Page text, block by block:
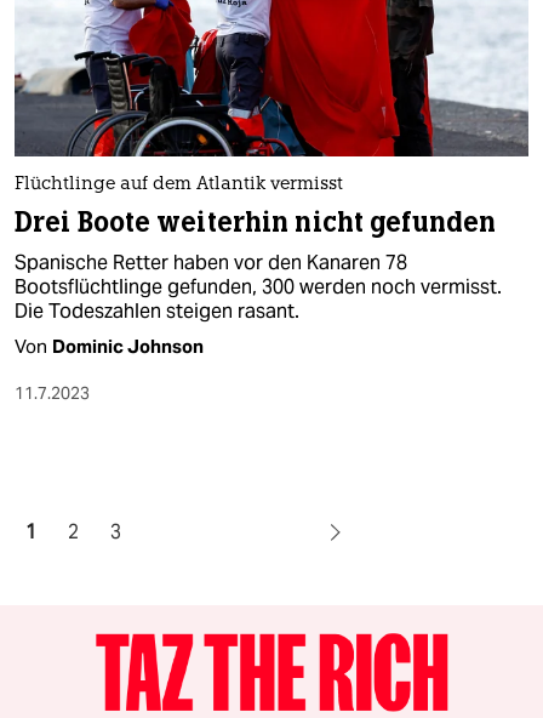
Flüchtlinge auf dem Atlantik vermisst
Drei Boote weiterhin nicht gefunden
Spanische Retter haben vor den Kanaren 78
Bootsflüchtlinge gefunden, 300 werden noch vermisst.
Die Todeszahlen steigen rasant.
Von Dominic Johnson
11.7.2023
1 2 3